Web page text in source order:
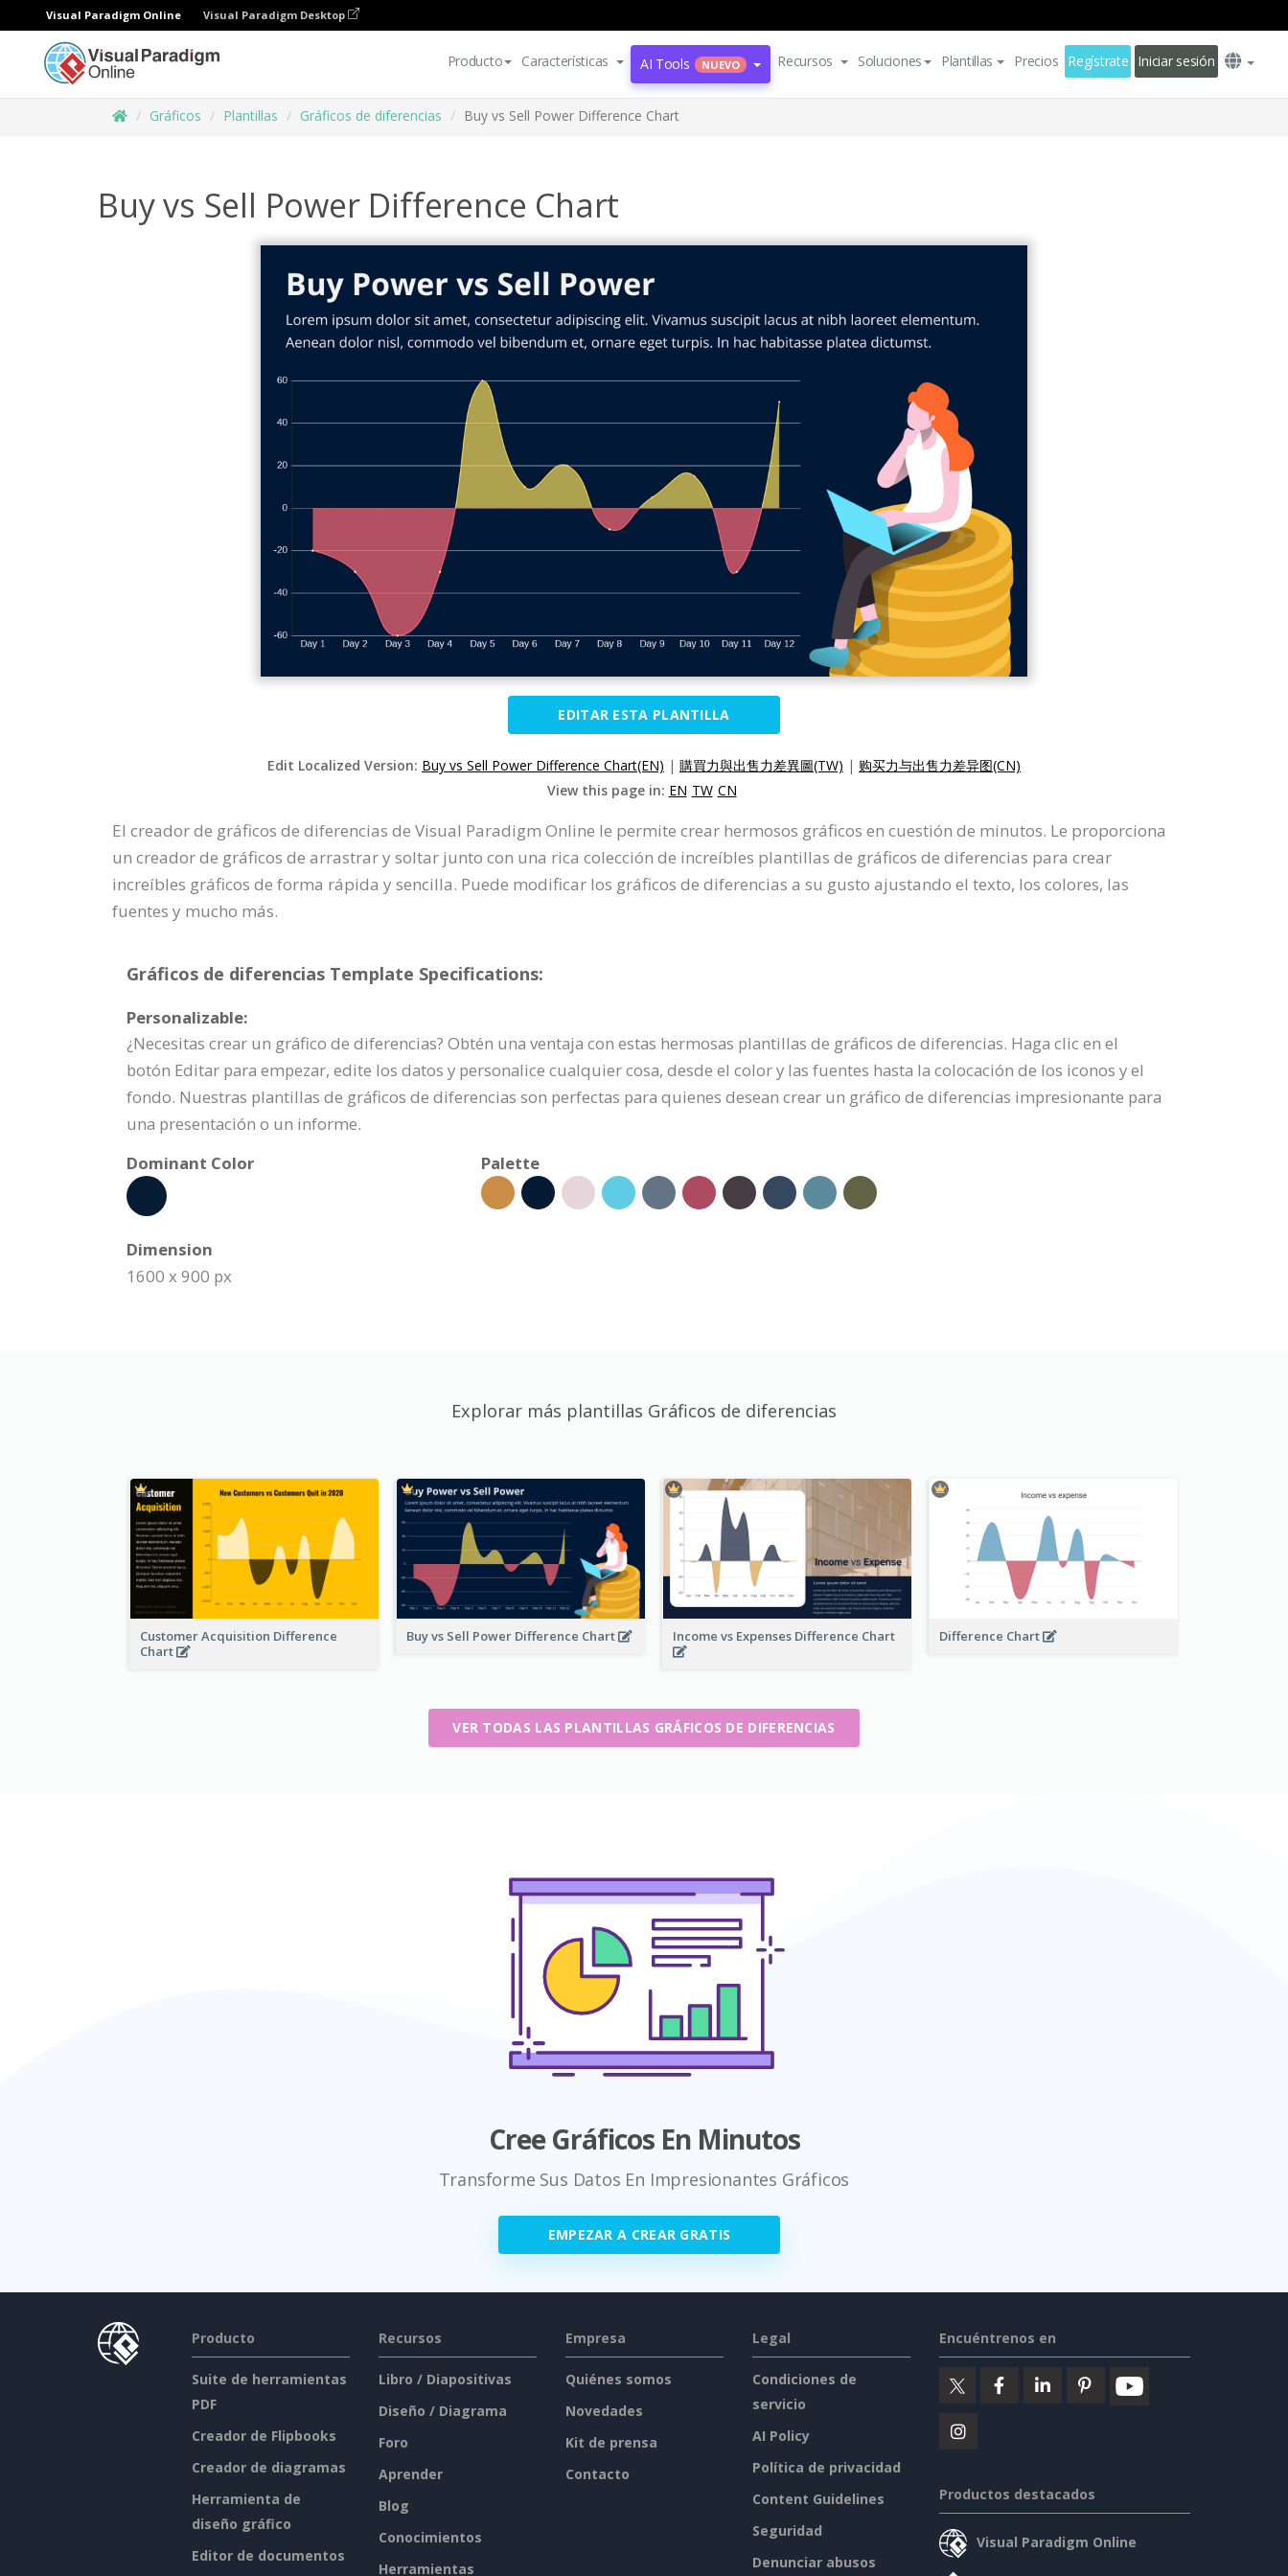
Visual Paradigm Online Visual Paradigm Desktop
Producto Características AI Tools NUEVO Recursos Soluciones Plantillas Precios Regístrate Iniciar sesión
Gráficos Plantillas Gráficos de diferencias Buy vs Sell Power Difference Chart
Buy vs Sell Power Difference Chart
EDITAR ESTA PLANTILLA
Edit Localized Version: Buy vs Sell Power Difference Chart(EN) | 購買力與出售力差異圖(TW) | 购买力与出售力差异图(CN)
View this page in: EN TW CN
El creador de gráficos de diferencias de Visual Paradigm Online le permite crear hermosos gráficos en cuestión de minutos. Le proporciona
un creador de gráficos de arrastrar y soltar junto con una rica colección de increíbles plantillas de gráficos de diferencias para crear
increíbles gráficos de forma rápida y sencilla. Puede modificar los gráficos de diferencias a su gusto ajustando el texto, los colores, las
fuentes y mucho más.
Gráficos de diferencias Template Specifications:
Personalizable:
¿Necesitas crear un gráfico de diferencias? Obtén una ventaja con estas hermosas plantillas de gráficos de diferencias. Haga clic en el
botón Editar para empezar, edite los datos y personalice cualquier cosa, desde el color y las fuentes hasta la colocación de los iconos y el
fondo. Nuestras plantillas de gráficos de diferencias son perfectas para quienes desean crear un gráfico de diferencias impresionante para
una presentación o un informe.
Dominant Color
Palette
Dimension
1600 x 900 px
Explorar más plantillas Gráficos de diferencias
Customer Acquisition Difference
Chart
Buy vs Sell Power Difference Chart Income vs Expenses Difference Chart Difference Chart
VER TODAS LAS PLANTILLAS GRÁFICOS DE DIFERENCIAS
Cree Gráficos En Minutos
Transforme Sus Datos En Impresionantes Gráficos
EMPEZAR A CREAR GRATIS
Producto
Suite de herramientas
PDF
Creador de Flipbooks
Creador de diagramas
Herramienta de
diseño gráfico
Editor de documentos
Recursos
Libro / Diapositivas
Diseño / Diagrama
Foro
Aprender
Blog
Conocimientos
Herramientas
Empresa
Quiénes somos
Novedades
Kit de prensa
Contacto
Legal
Condiciones de
servicio
AI Policy
Política de privacidad
Content Guidelines
Seguridad
Denunciar abusos
Encuéntrenos en
Productos destacados
Visual Paradigm Online